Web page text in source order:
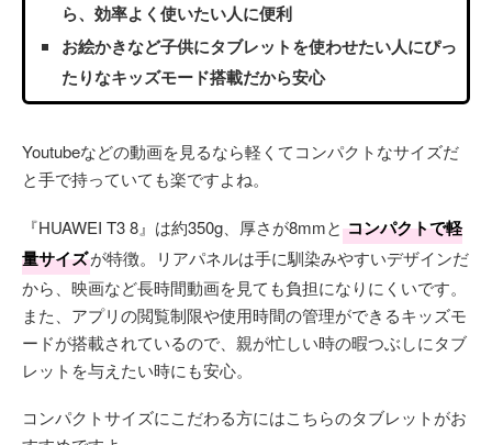
ら、効率よく使いたい人に便利
お絵かきなど子供にタブレットを使わせたい人にぴっ
たりなキッズモード搭載だから安心
Youtubeなどの動画を見るなら軽くてコンパクトなサイズだ
と手で持っていても楽ですよね。
『HUAWEI T3 8』は約350g、厚さが8mmと コンパクトで軽
量サイズが特徴。リアパネルは手に馴染みやすいデザインだ
から、映画など長時間動画を見ても負担になりにくいです。
また、アプリの閲覧制限や使用時間の管理ができるキッズモ
ードが搭載されているので、親が忙しい時の暇つぶしにタブ
レットを与えたい時にも安心。
コンパクトサイズにこだわる方にはこちらのタブレットがお